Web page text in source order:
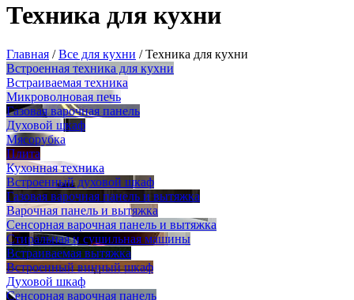
Техника для кухни
Главная /Все для кухни /Техника для кухни
Встроенная техника для кухни
Встраиваемая техника
Микроволновая печь
Газовая варочная панель
Духовой шкаф
Мясорубка
Плита
Кухонная техника
Встроенный духовой шкаф
Газовая варочная панель и вытяжка
Варочная панель и вытяжка
Сенсорная варочная панель и вытяжка
Стиральная и сушильная машины
Встраиваемая вытяжка
Встроенный винный шкаф
Духовой шкаф
Сенсорная варочная панель